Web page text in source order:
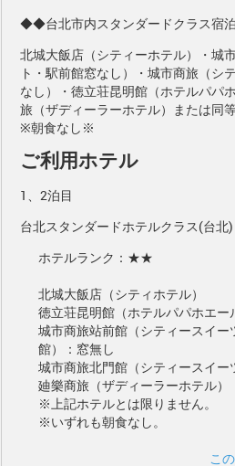
◆◆台北市内スタンダードクラス
北城大飯店（シティーホテル）・城
ト・駅前館窓なし）・城市商旅（シ
なし）・徳立荘昆明館（ホテルパパ
旅（ザディーラーホテル）または同
※朝食なし※
ご利用ホテル
1、2泊目
台北スタンダードホテルクラス(台北)
ホテルランク：★★
北城大飯店（シティホテル）
徳立荘昆明館（ホテルパパホエー
城市商旅站前館（シティースイー
館）：窓無し
城市商旅北門館（シティースイー
廸樂商旅（ザディーラーホテル）
※上記ホテルとは限りません。
※いずれも朝食なし。
こ